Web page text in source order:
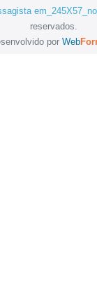
reservados.
por Web